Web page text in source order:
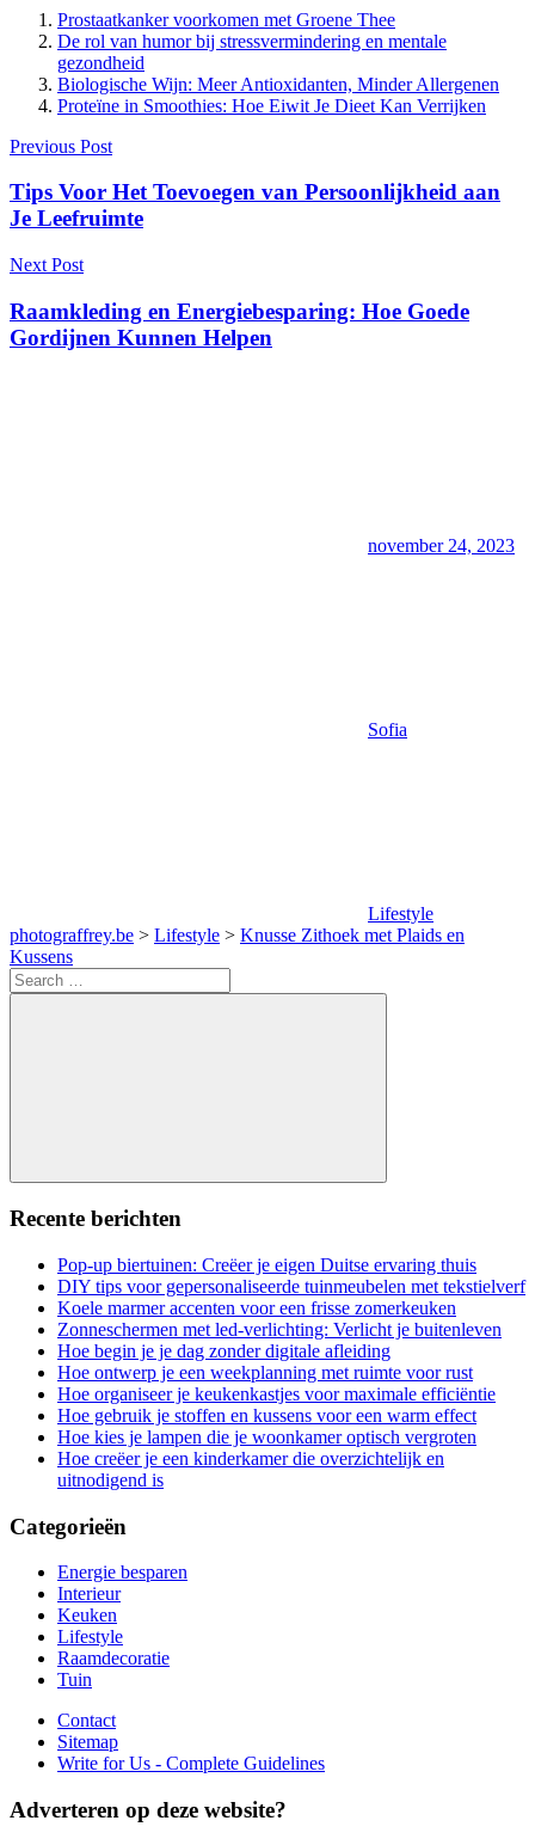
Prostaatkanker voorkomen met Groene Thee
De rol van humor bij stressvermindering en mentale
gezondheid
Biologische Wijn: Meer Antioxidanten, Minder Allergenen
Proteïne in Smoothies: Hoe Eiwit Je Dieet Kan Verrijken
Berichtnavigatie
Previous Post
Tips Voor Het Toevoegen van Persoonlijkheid aan
Je Leefruimte
Next Post
Raamkleding en Energiebesparing: Hoe Goede
Gordijnen Kunnen Helpen
november 24, 2023
Sofia
Lifestyle
photograffrey.be > Lifestyle > Knusse Zithoek met Plaids en
Kussens
Search
for:
Search
Recente berichten
Pop-up biertuinen: Creëer je eigen Duitse ervaring thuis
DIY tips voor gepersonaliseerde tuinmeubelen met tekstielverf
Koele marmer accenten voor een frisse zomerkeuken
Zonneschermen met led-verlichting: Verlicht je buitenleven
Hoe begin je je dag zonder digitale afleiding
Hoe ontwerp je een weekplanning met ruimte voor rust
Hoe organiseer je keukenkastjes voor maximale efficiëntie
Hoe gebruik je stoffen en kussens voor een warm effect
Hoe kies je lampen die je woonkamer optisch vergroten
Hoe creëer je een kinderkamer die overzichtelijk en
uitnodigend is
Categorieën
Energie besparen
Interieur
Keuken
Lifestyle
Raamdecoratie
Tuin
Contact
Sitemap
Write for Us - Complete Guidelines
Adverteren op deze website?